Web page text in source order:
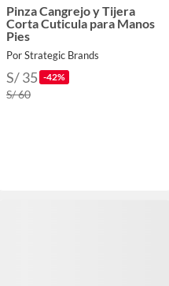
Pinza Cangrejo y Tijera
Corta Cuticula para Manos
Pies
Por Strategic Brands
S/ 35 -42%
S/ 60